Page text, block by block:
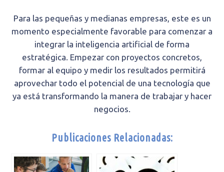
Para las pequeñas y medianas empresas, este es un
momento especialmente favorable para comenzar a
integrar la inteligencia artificial de forma
estratégica. Empezar con proyectos concretos,
formar al equipo y medir los resultados permitirá
aprovechar todo el potencial de una tecnología que
ya está transformando la manera de trabajar y hacer
negocios.
Publicaciones Relacionadas: